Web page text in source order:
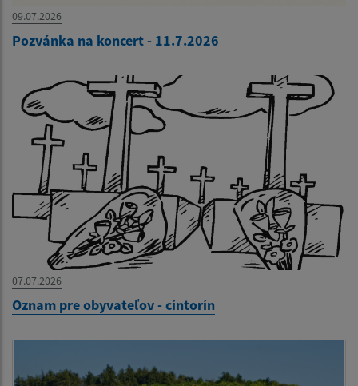
09.07.2026
Pozvánka na koncert - 11.7.2026
07.07.2026
Oznam pre obyvateľov - cintorín